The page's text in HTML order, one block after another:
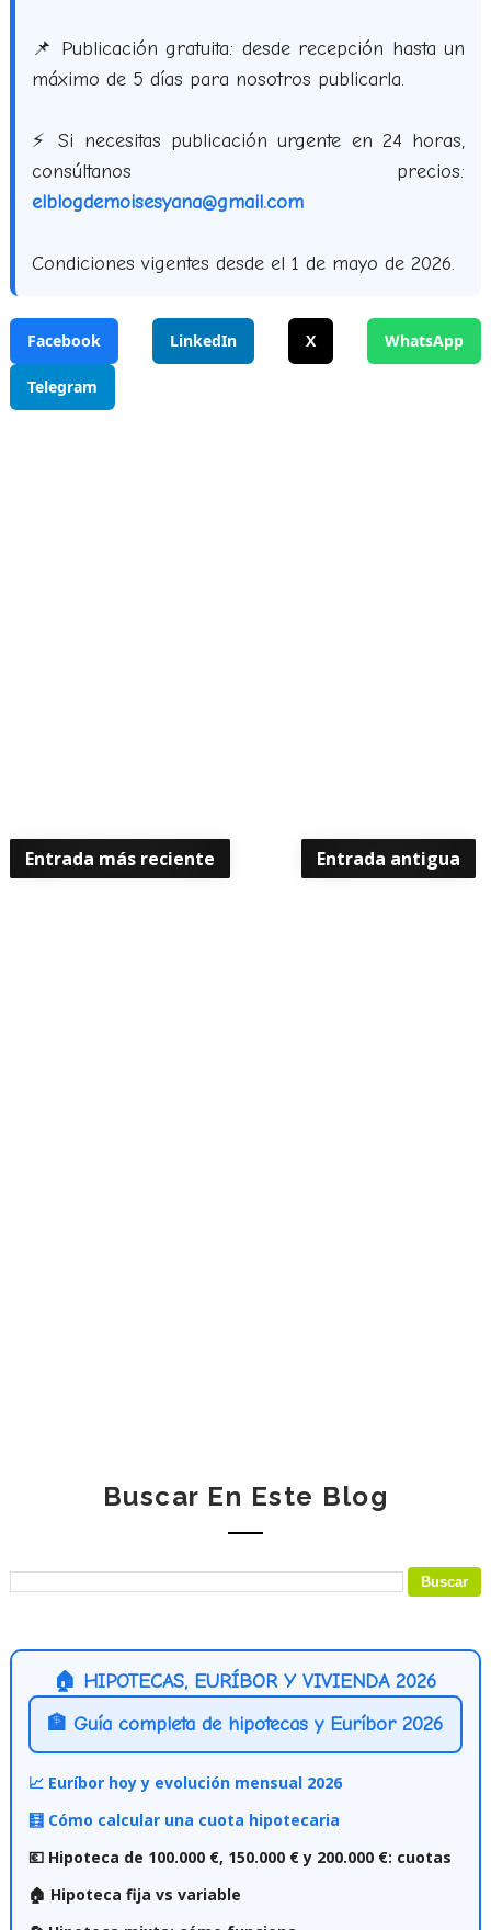
📌 Publicación gratuita: desde recepción hasta un
máximo de 5 días para nosotros publicarla.
⚡ Si necesitas publicación urgente en 24 horas,
consúltanos precios:
elblogdemoisesyana@gmail.com
Condiciones vigentes desde el 1 de mayo de 2026.
Facebook LinkedIn X WhatsApp
Telegram
Entrada más reciente Entrada antigua
Buscar En Este Blog
🏠 HIPOTECAS, EURÍBOR Y VIVIENDA 2026
🏦 Guía completa de hipotecas y Euríbor 2026
📈 Euríbor hoy y evolución mensual 2026
🧮 Cómo calcular una cuota hipotecaria
💶 Hipoteca de 100.000 €, 150.000 € y 200.000 €: cuotas
🏠 Hipoteca fija vs variable